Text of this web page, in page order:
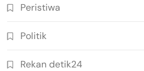
Peristiwa
Politik
Rekan detik24